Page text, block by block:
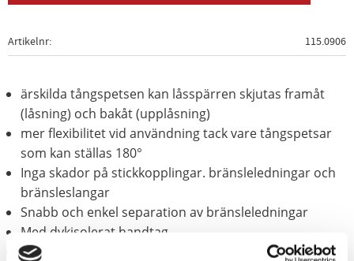
Artikelnr 115.0906
ärskilda tångspetsen kan låsspärren skjutas framåt
(låsning) och bakåt (upplåsning)
mer flexibilitet vid användning tack vare tångspetsar
som kan ställas 180°
Inga skador på stickkopplingar. bränsleledningar och
bränsleslangar
Snabb och enkel separation av bränsleledningar
Med dykisolerat handtag
svartlackerad